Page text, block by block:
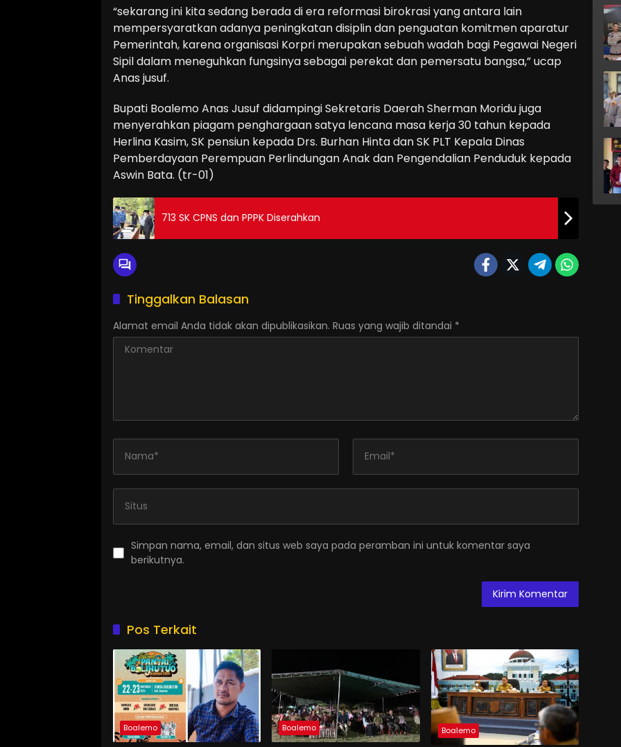
“sekarang ini kita sedang berada di era reformasi birokrasi yang antara lain
mempersyaratkan adanya peningkatan disiplin dan penguatan komitmen aparatur
Pemerintah, karena organisasi Korpri merupakan sebuah wadah bagi Pegawai Negeri
Sipil dalam meneguhkan fungsinya sebagai perekat dan pemersatu bangsa,” ucap
Anas jusuf.
Bupati Boalemo Anas Jusuf didampingi Sekretaris Daerah Sherman Moridu juga
menyerahkan piagam penghargaan satya lencana masa kerja 30 tahun kepada
Herlina Kasim, SK pensiun kepada Drs. Burhan Hinta dan SK PLT Kepala Dinas
Pemberdayaan Perempuan Perlindungan Anak dan Pengendalian Penduduk kepada
Aswin Bata. (tr-01)
713 SK CPNS dan PPPK Diserahkan
Tinggalkan Balasan
Alamat email Anda tidak akan dipublikasikan. Ruas yang wajib ditandai *
Simpan nama, email, dan situs web saya pada peramban ini untuk komentar saya
berikutnya.
Pos Terkait
Boalemo Boalemo Boalemo